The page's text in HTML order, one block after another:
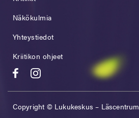
Näkökulmia
Yhteystiedot
Kriitikon ohjeet
Copyright © Lukukeskus – Läscentrum